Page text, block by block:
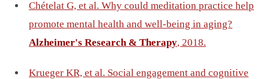
Chételat G, et al. Why could meditation practice help
promote mental health and well-being in aging?
Alzheimer's Research & Therapy, 2018.
Krueger KR, et al. Social engagement and cognitive